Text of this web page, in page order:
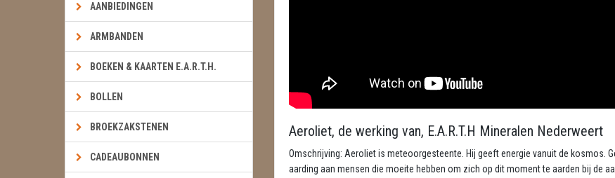
AANBIEDINGEN
ARMBANDEN
BOEKEN & KAARTEN E.A.R.T.H.
BOLLEN
BROEKZAKSTENEN
CADEAUBONNEN
Aeroliet, de werking van, E.A.R.T.H Mineralen Nederweert
Omschrijving: Aeroliet is meteoorgesteente. Hij geeft energie vanuit de kosmos.
aarding aan mensen die moeite hebben om zich op dit moment te aarden bij de